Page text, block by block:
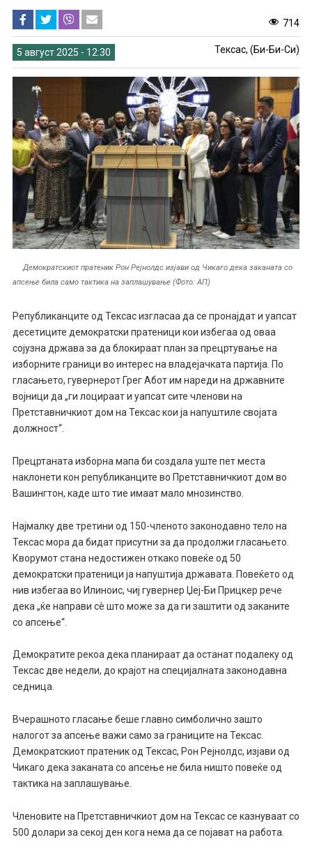
714
5 август 2025 - 12:30 Тексас, (Би-Би-Си)
Демократскиот пратеник Рон Рејнолдс изјави од Чикаго дека заканата со
апсење била само тактика на заплашување (Фото: АП)
Републиканците од Тексас изгласаа да се пронајдат и уапсат
десетиците демократски пратеници кои избегаа од оваа
сојузна држава за да блокираат план за прецртување на
изборните граници во интерес на владејачката партија. По
гласањето, гувернерот Грег Абот им нареди на државните
војници да „ги лоцираат и уапсат сите членови на
Претставничкиот дом на Тексас кои ја напуштиле својата
должност“.
Прецртаната изборна мапа би создала уште пет места
наклонети кон републиканците во Претставничкиот дом во
Вашингтон, каде што тие имаат мало мнозинство.
Најмалку две третини од 150-членото законодавно тело на
Тексас мора да бидат присутни за да продолжи гласањето.
Кворумот стана недостижен откако повеќе од 50
демократски пратеници ја напуштија државата. Повеќето од
нив избегаа во Илиноис, чиј гувернер Џеј-Би Прицкер рече
дека „ќе направи сè што може за да ги заштити од заканите
со апсење“.
Демократите рекоа дека планираат да останат подалеку од
Тексас две недели, до крајот на специјалната законодавна
седница.
Вчерашното гласање беше главно симболично зашто
налогот за апсење важи само за границите на Тексас.
Демократскиот пратеник од Тексас, Рон Рејнолдс, изјави од
Чикаго дека заканата со апсење не била ништо повеќе од
тактика на заплашување.
Членовите на Претставничкиот дом на Тексас се казнуваат со
500 долари за секој ден кога нема да се појават на работа.